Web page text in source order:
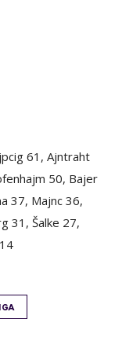
61, Ajntraht
50, Bajer
37, Majnc 36,
31, Šalke 27,